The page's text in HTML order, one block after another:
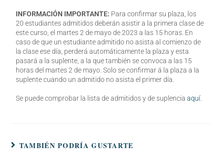
INFORMACIÓN IMPORTANTE: Para confirmar su plaza, los
20 estudiantes admitidos deberán asistir a la primera clase de
este curso, el martes 2 de mayo de 2023 a las 15 horas. En
caso de que un estudiante admitido no asista al comienzo de
la clase ese día, perderá automáticamente la plaza y esta
pasará a la suplente, a la que también se convoca a las 15
horas del martes 2 de mayo. Solo se confirmar á la plaza a la
suplente cuando un admitido no asista el primer día.
Se puede comprobar la lista de admitidos y de suplenciaaquí.
TAMBIÉN PODRÍA GUSTARTE